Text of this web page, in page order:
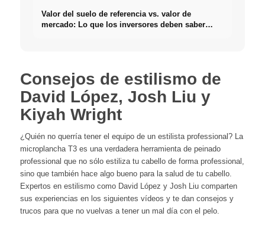
Valor del suelo de referencia vs. valor de
mercado: Lo que los inversores deben saber
Consejos de estilismo de
David López, Josh Liu y
Kiyah Wright
¿Quién no querría tener el equipo de un estilista professional? La
microplancha T3 es una verdadera herramienta de peinado
professional que no sólo estiliza tu cabello de forma professional,
sino que también hace algo bueno para la salud de tu cabello.
Expertos en estilismo como David López y Josh Liu comparten
sus experiencias en los siguientes vídeos y te dan consejos y
trucos para que no vuelvas a tener un mal día con el pelo.